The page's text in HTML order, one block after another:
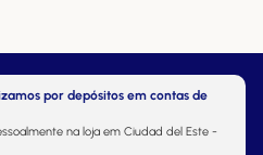
por depósitos em contas de
na loja em Ciudad del Este -